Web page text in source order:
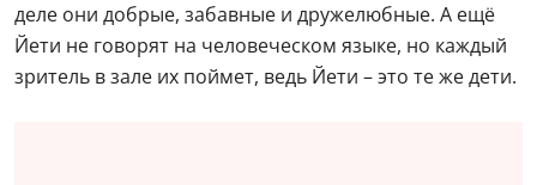
деле они добрые, забавные и дружелюбные. А ещё
Йети не говорят на человеческом языке, но каждый
зритель в зале их поймет, ведь Йети – это те же дети.